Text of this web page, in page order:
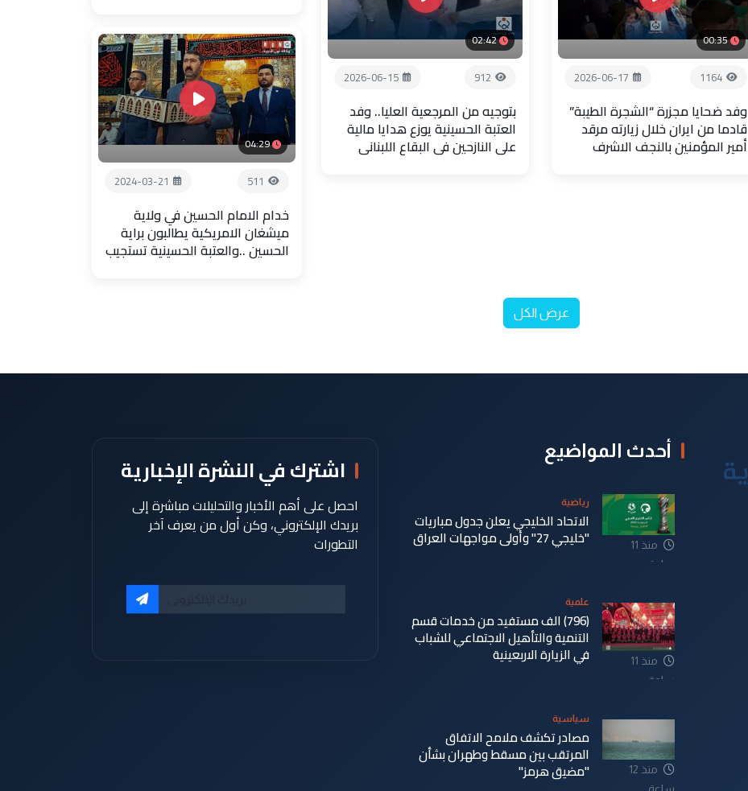
00:35
1164
2026-06-17
وفد ضحايا مجزرة “الشجرة الطيبة”
قادما من ايران خلال زيارته مرقد
أمير المؤمنين بالنجف الاشرف
02:42
912
2026-06-15
بتوجيه من المرجعية العليا.. وفد
العتبة الحسينية يوزع هدايا مالية
على النازحين في البقاع اللبناني 04:29
511
2024-03-21
خدام الامام الحسين في ولاية
ميشغان الامريكية يطالبون براية
الحسين ..والعتبة الحسينية تستجيب
عرض الكل
أحدث المواضيع
منذ 11
ساعة
رياضية
الاتحاد الخليجي يعلن جدول مباريات
"خليجي 27" وأولى مواجهات العراق
منذ 11
ساعة
علمية
(796) الف مستفيد من خدمات قسم
التنمية والتأهيل الاجتماعي للشباب
في الزيارة الاربعينية
منذ 12
سياسية
مصادر تكشف ملامح الاتفاق
المرتقب بين مسقط وطهران بشأن
"مضيق هرمز"
اشترك في النشرة الإخبارية
احصل على أهم الأخبار والتحليلات مباشرة إلى
بريدك الإلكتروني، وكن أول من يعرف آخر
التطورات